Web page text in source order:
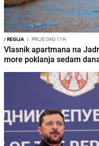
/REGIJA I PRIJE OKO 11H
Vlasnik apartmana na
more poklanja sedam